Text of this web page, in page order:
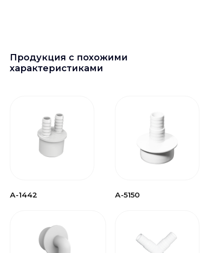
Продукция с похожими
характеристиками
А-1442 А-5150